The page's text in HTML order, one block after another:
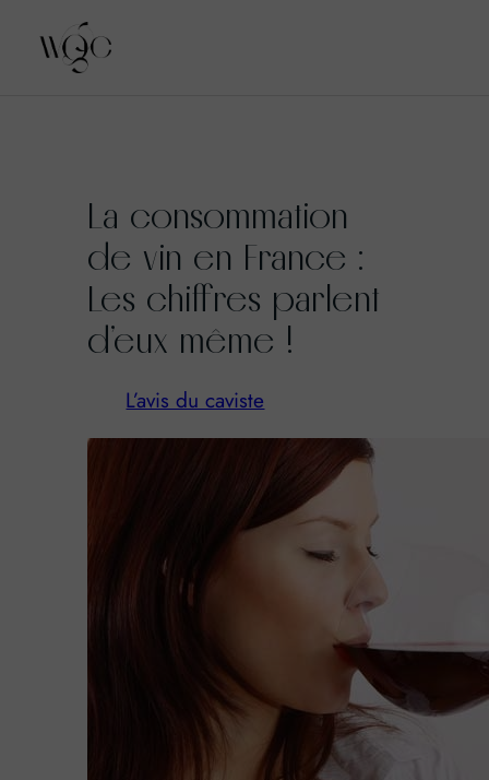
La consommation
de vin en France :
Les chiffres parlent
d’eux même !
L’avis du caviste